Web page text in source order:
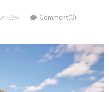
Comment(0)